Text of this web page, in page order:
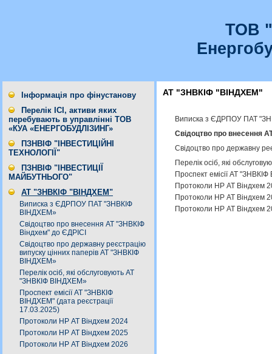
ТОВ
Інформація про фінустанову
Перелік ІСІ, активи яких
перебувають в управлінні ТОВ
«КУА «ЕНЕРГОБУДЛІЗИНГ»
ПЗНВІФ "ІНВЕСТИЦІЙНІ
ТЕХНОЛОГІЇ"
ПЗНВІФ "ІНВЕСТИЦІЇ
МАЙБУТНЬОГО"
АТ "ЗНВКІФ "ВІНДХЕМ"
Виписка з ЄДРПОУ ПАТ "ЗНВКІФ
ВІНДХЕМ»
Cвідоцтво про внесення АТ "ЗНВКІФ
Віндхем" до ЄДРІСІ
Свідоцтво про державну реєстрацію
випуску цінних паперів АТ "ЗНВКІФ
ВІНДХЕМ»
Перелік осіб, які обслуговують АТ
"ЗНВКІФ ВІНДХЕМ»
Проспект емісії АТ "ЗНВКІФ
ВІНДХЕМ" (дата реєстрації
17.03.2025)
Протоколи НР АТ Віндхем 2024
Протоколи НР АТ Віндхем 2025
Протоколи НР АТ Віндхем 2026
АТ "ЗНВКІФ "ВІНДХЕМ"
Виписка з ЄДРПОУ ПАТ
Cвідоцтво про внесення
Свідоцтво про державну
Перелік осіб, які
Проспект емісії АТ
Протоколи НР АТ Віндхем
Протоколи НР АТ Віндхем
Протоколи НР АТ Віндхем